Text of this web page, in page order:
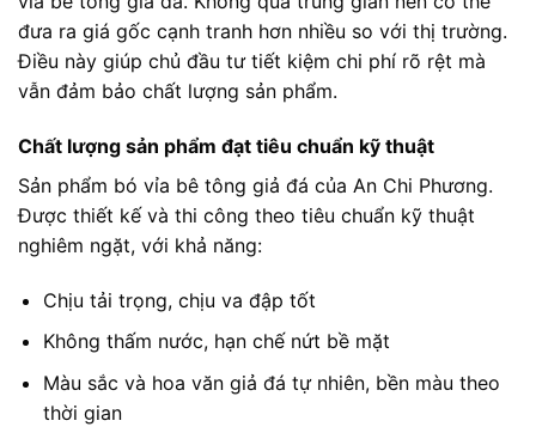
đưa ra giá gốc cạnh tranh hơn nhiều so với thị trường.
Điều này giúp chủ đầu tư tiết kiệm chi phí rõ rệt mà
vẫn đảm bảo chất lượng sản phẩm.
Chất lượng sản phẩm đạt tiêu chuẩn kỹ thuật
Sản phẩm bó vỉa bê tông giả đá của An Chi Phương.
Được thiết kế và thi công theo tiêu chuẩn kỹ thuật
nghiêm ngặt, với khả năng:
Chịu tải trọng, chịu va đập tốt
Không thấm nước, hạn chế nứt bề mặt
Màu sắc và hoa văn giả đá tự nhiên, bền màu theo
thời gian